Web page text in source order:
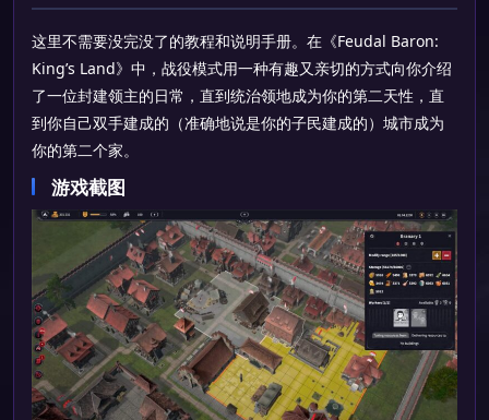
这里不需要没完没了的教程和说明手册。在《Feudal Baron:
King’s Land》中，战役模式用一种有趣又亲切的方式向你介绍
了一位封建领主的日常，直到统治领地成为你的第二天性，直
到你自己双手建成的（准确地说是你的子民建成的）城市成为
你的第二个家。
游戏截图